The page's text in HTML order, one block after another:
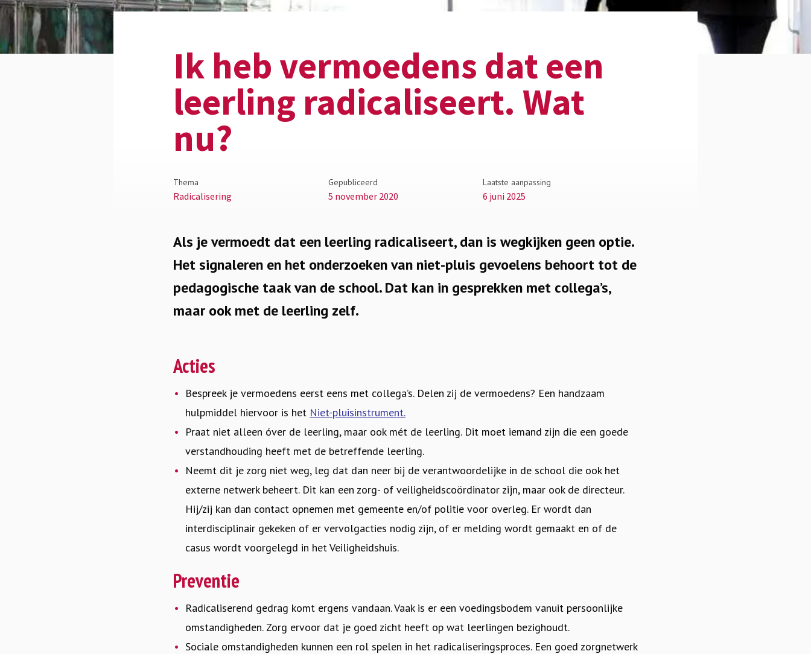
Ik heb vermoedens dat een
leerling radicaliseert. Wat
nu?
Thema
Radicalisering
Gepubliceerd
5 november 2020
Laatste aanpassing
6 juni 2025
Als je vermoedt dat een leerling radicaliseert, dan is wegkijken geen optie.
Het signaleren en het onderzoeken van niet-pluis gevoelens behoort tot de
pedagogische taak van de school. Dat kan in gesprekken met collega’s,
maar ook met de leerling zelf.
Acties
Bespreek je vermoedens eerst eens met collega’s. Delen zij de vermoedens? Een handzaam
hulpmiddel hiervoor is het Niet-pluisinstrument.
Praat niet alleen óver de leerling, maar ook mét de leerling. Dit moet iemand zijn die een goede
verstandhouding heeft met de betreffende leerling.
Neemt dit je zorg niet weg, leg dat dan neer bij de verantwoordelijke in de school die ook het
externe netwerk beheert. Dit kan een zorg- of veiligheidscoördinator zijn, maar ook de directeur.
Hij/zij kan dan contact opnemen met gemeente en/of politie voor overleg. Er wordt dan
interdisciplinair gekeken of er vervolgacties nodig zijn, of er melding wordt gemaakt en of de
casus wordt voorgelegd in het Veiligheidshuis.
Preventie
Radicaliserend gedrag komt ergens vandaan. Vaak is er een voedingsbodem vanuit persoonlijke
omstandigheden. Zorg ervoor dat je goed zicht heeft op wat leerlingen bezighoudt.
Sociale omstandigheden kunnen een rol spelen in het radicaliseringsproces. Een goed zorgnetwerk